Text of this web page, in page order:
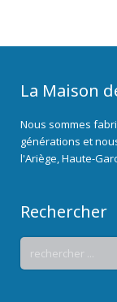
La Maison
Nous sommes
générations et
l'Ariège, Haute-
Rechercher